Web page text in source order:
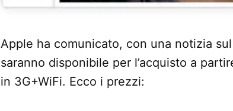
Apple ha comunicato, con una notizia
saranno disponibile per l’acquisto a
in 3G+WiFi. Ecco i prezzi: